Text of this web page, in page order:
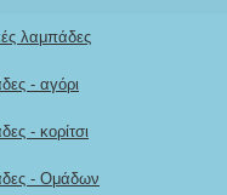
λαμπάδες
- αγόρι
- κορίτσι
- Ομάδων